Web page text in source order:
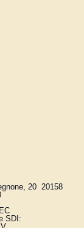
20 20158
SDI: